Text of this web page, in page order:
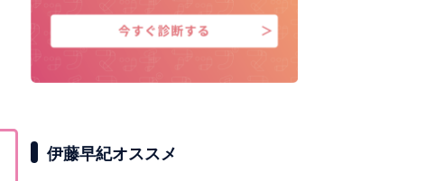
伊藤早紀オススメ